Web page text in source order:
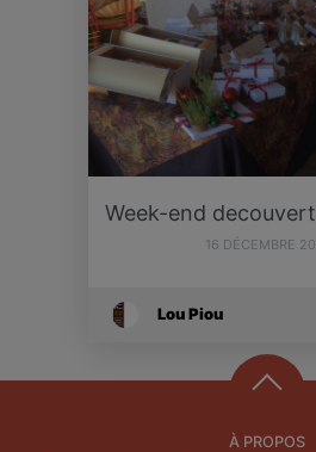
Week-end
16 DÉCEMBRE
Lou Piou
À PROPOS